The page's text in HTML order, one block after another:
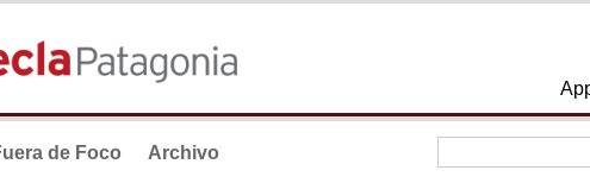
de Foco Archivo